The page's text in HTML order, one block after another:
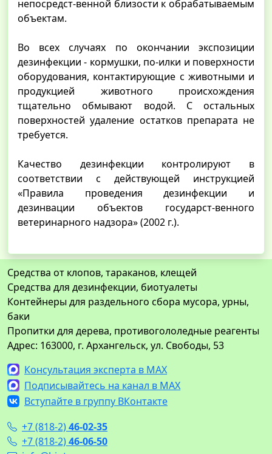
непосредст-венной близости к обрабатываемым
объектам.
Во всех случаях по окончании экспозиции
дезинфекции - кормушки, по-илки и поверхности
оборудования, контактирующие с животными и
продукцией животного происхождения
тщательно обмывают водой. С остальных
поверхностей удаление остатков препарата не
требуется.
Качество дезинфекции контролируют в
соответствии с действующей инструкцией
«Правила проведения дезинфекции и
дезинвации объектов государст-венного
ветеринарного надзора» (2002 г.).
Средства от клопов, тараканов, клещей
Средства для дезинфекции, биотуалеты
Контейнеры для раздельного сбора мусора, урны,
баки
Пропитки для дерева, противогололедные реагенты
Адрес: 163000, г. Архангельск, ул. Свободы, 53
Консультация эксперта в MAX
Подписывайтесь на канал в MAX
Вступайте в группу ВКонтакте
+7 (818-2)46-02-35
+7 (818-2)46-06-50